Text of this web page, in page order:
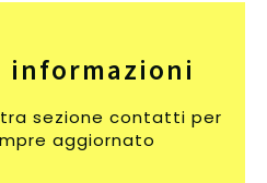
informazioni
sezione contatti per
aggiornato